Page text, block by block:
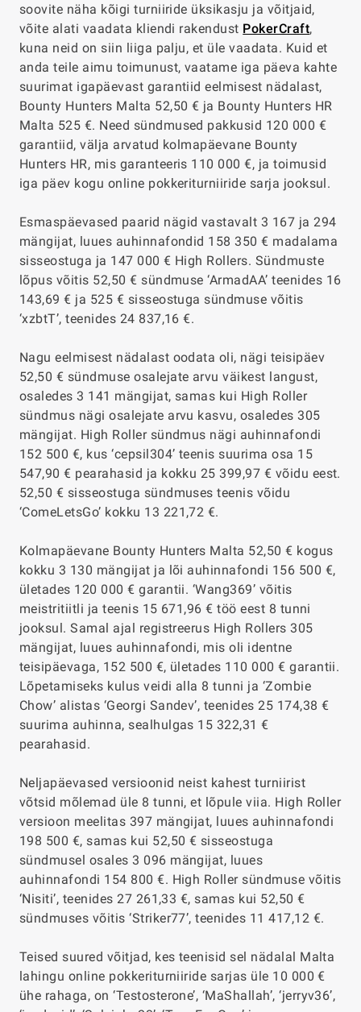
soovite näha kõigi turniiride üksikasju ja võitjaid,
võite alati vaadata kliendi rakendust PokerCraft,
kuna neid on siin liiga palju, et üle vaadata. Kuid et
anda teile aimu toimunust, vaatame iga päeva kahte
suurimat igapäevast garantiid eelmisest nädalast,
Bounty Hunters Malta 52,50 € ja Bounty Hunters HR
Malta 525 €. Need sündmused pakkusid 120 000 €
garantiid, välja arvatud kolmapäevane Bounty
Hunters HR, mis garanteeris 110 000 €, ja toimusid
iga päev kogu online pokkeriturniiride sarja jooksul.
Esmaspäevased paarid nägid vastavalt 3 167 ja 294
mängijat, luues auhinnafondid 158 350 € madalama
sisseostuga ja 147 000 € High Rollers. Sündmuste
lõpus võitis 52,50 € sündmuse ‘ArmadAA’ teenides 16
143,69 € ja 525 € sisseostuga sündmuse võitis
‘xzbtT’, teenides 24 837,16 €.
Nagu eelmisest nädalast oodata oli, nägi teisipäev
52,50 € sündmuse osalejate arvu väikest langust,
osaledes 3 141 mängijat, samas kui High Roller
sündmus nägi osalejate arvu kasvu, osaledes 305
mängijat. High Roller sündmus nägi auhinnafondi
152 500 €, kus ‘cepsil304’ teenis suurima osa 15
547,90 € pearahasid ja kokku 25 399,97 € võidu eest.
52,50 € sisseostuga sündmuses teenis võidu
‘ComeLetsGo’ kokku 13 221,72 €.
Kolmapäevane Bounty Hunters Malta 52,50 € kogus
kokku 3 130 mängijat ja lõi auhinnafondi 156 500 €,
ületades 120 000 € garantii. ‘Wang369’ võitis
meistritiitli ja teenis 15 671,96 € töö eest 8 tunni
jooksul. Samal ajal registreerus High Rollers 305
mängijat, luues auhinnafondi, mis oli identne
teisipäevaga, 152 500 €, ületades 110 000 € garantii.
Lõpetamiseks kulus veidi alla 8 tunni ja ‘Zombie
Chow’ alistas ‘Georgi Sandev’, teenides 25 174,38 €
suurima auhinna, sealhulgas 15 322,31 €
pearahasid.
Neljapäevased versioonid neist kahest turniirist
võtsid mõlemad üle 8 tunni, et lõpule viia. High Roller
versioon meelitas 397 mängijat, luues auhinnafondi
198 500 €, samas kui 52,50 € sisseostuga
sündmusel osales 3 096 mängijat, luues
auhinnafondi 154 800 €. High Roller sündmuse võitis
‘Nisiti’, teenides 27 261,33 €, samas kui 52,50 €
sündmuses võitis ‘Striker77’, teenides 11 417,12 €.
Teised suured võitjad, kes teenisid sel nädalal Malta
lahingu online pokkeriturniiride sarjas üle 10 000 €
ühe rahaga, on ‘Testosterone’, ‘MaShallah’, ‘jerryv36’,